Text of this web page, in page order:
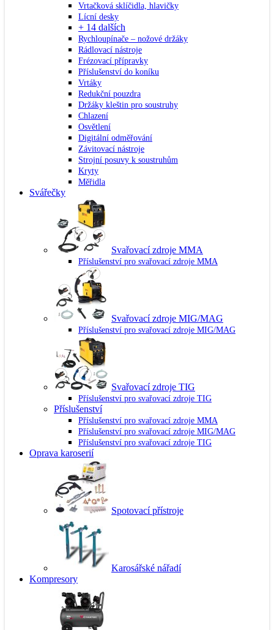
Vrtačková sklíčidla, hlavičky
Lícní desky
+ 14 dalších
Rychloupínače – nožové držáky
Rádlovací nástroje
Frézovací přípravky
Příslušenství do koníku
Vrtáky
Redukční pouzdra
Držáky kleštin pro soustruhy
Chlazení
Osvětlení
Digitální odměřování
Závitovací nástroje
Strojní posuvy k soustruhům
Kryty
Měřidla
Svářečky
Svařovací zdroje MMA
Příslušenství pro svařovací zdroje MMA
Svařovací zdroje MIG/MAG
Příslušenství pro svařovací zdroje MIG/MAG
Svařovací zdroje TIG
Příslušenství pro svařovací zdroje TIG
Příslušenství
Příslušenství pro svařovací zdroje MMA
Příslušenství pro svařovací zdroje MIG/MAG
Příslušenství pro svařovací zdroje TIG
Oprava karoserií
Spotovací přístroje
Karosářské nářadí
Kompresory